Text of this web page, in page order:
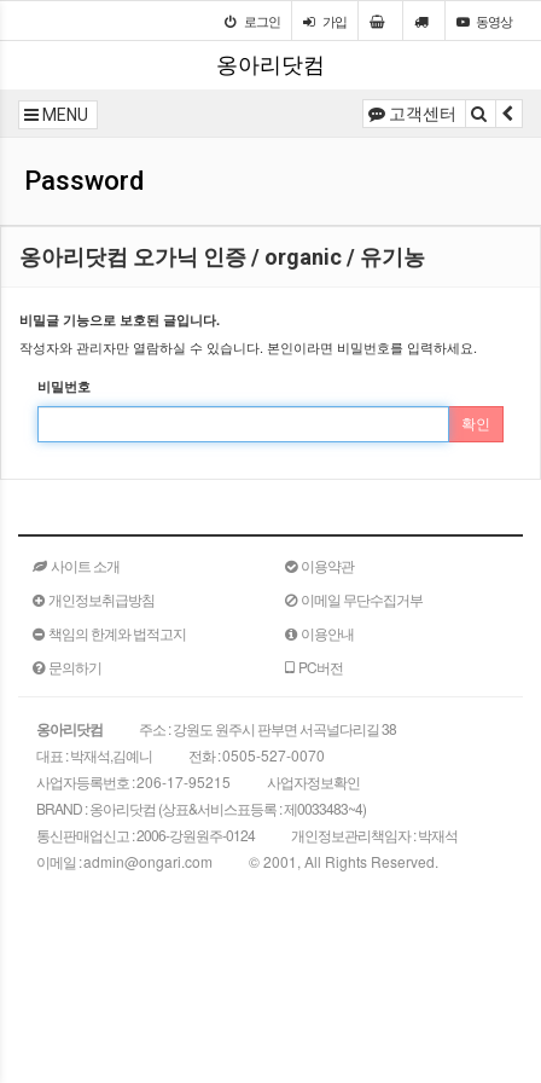
로그인 가입 동영상
옹아리닷컴
MENU 고객센터
Password
옹아리닷컴 오가닉 인증 / organic / 유기농
비밀글 기능으로 보호된 글입니다.
작성자와 관리자만 열람하실 수 있습니다. 본인이라면 비밀번호를 입력하세요.
비밀번호
확인
사이트 소개
이용약관
개인정보취급방침
이메일 무단수집거부
책임의 한계와 법적고지
이용안내
문의하기
PC버전
옹아리닷컴
주소 : 강원도 원주시 판부면 서곡널다리길 38
대표 : 박재석,김예니
전화 :0505-527-0070
사업자등록번호 :206-17-95215
사업자정보확인
BRAND : 옹아리닷컴 (상표&서비스표등록 : 제0033483~4)
통신판매업신고 : 2006-강원원주-0124
개인정보관리책임자 : 박재석
이메일 :admin@ongari.com © 2001, All Rights Reserved.